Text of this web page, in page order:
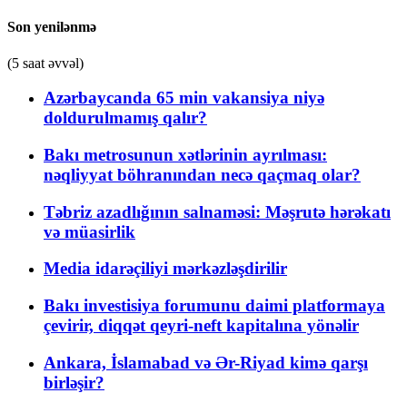
Son yenilənmə
(5 saat əvvəl)
Azərbaycanda 65 min vakansiya niyə
doldurulmamış qalır?
Bakı metrosunun xətlərinin ayrılması:
nəqliyyat böhranından necə qaçmaq olar?
Təbriz azadlığının salnaməsi: Məşrutə hərəkatı
və müasirlik
Media idarəçiliyi mərkəzləşdirilir
Bakı investisiya forumunu daimi platformaya
çevirir, diqqət qeyri-neft kapitalına yönəlir
Ankara, İslamabad və Ər-Riyad kimə qarşı
birləşir?